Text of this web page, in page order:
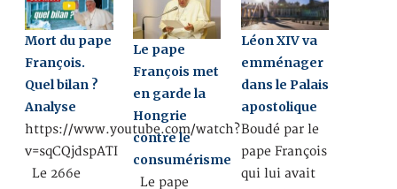
Mort du pape
François.
Quel bilan ?
Analyse
https://www.youtube.com/watch?
v=sqCQjdspATI
Le 266e
Le pape
François met
en garde la
Hongrie
contre le
consumérisme
Le pape
Léon XIV va
emménager
dans le Palais
apostolique
Boudé par le
pape François
qui lui avait